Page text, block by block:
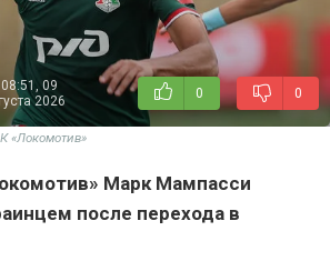
08:51, 09
2026
0 0
«Локомотив»
Марк Мампасси
после перехода в